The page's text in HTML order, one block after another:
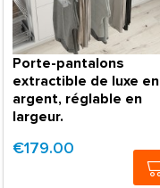
Porte-pantalons
extractible de luxe en
argent, réglable en
largeur.
€179.00